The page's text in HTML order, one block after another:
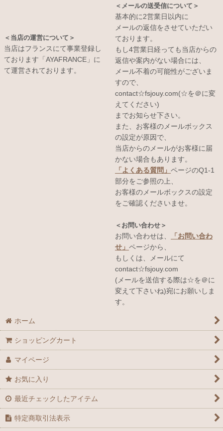
＜当店の運営について＞
当店はフランスにて事業登録し
ております「AYAFRANCE」に
て運営されております。
＜メールの送受信について＞
基本的に2営業日以内に
メールの返信をさせていただい
ております。
もし4営業日経っても当店からの
返信や案内がない場合には、
メール不着の可能性がございま
すので、
contact☆fsjouy.com(☆を＠に変
えてください)
までお知らせ下さい。
また、お客様のメールボックス
の設定が原因で、
当店からのメールがお客様に届
かない場合もあります。
「よくある質問」 ページのQ1-1
部分をご参照の上、
お客様のメールボックスの設定
をご確認くださいませ。
＜お問い合わせ＞
お問い合わせは、
「お問い合わ
せ」 ページから、
もしくは、メールにて
contact☆fsjouy.com
(メールを送信する際は☆を＠に
変えて下さいね)宛にお願いしま
す。
ホーム
ショッピングカート
マイページ
お気に入り
最近チェックしたアイテム
特定商取引法表示